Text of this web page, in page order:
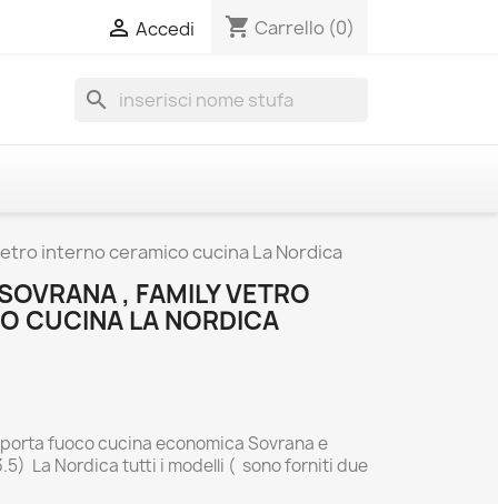
 Accedi shopping_cart Carrello (0)
search
interno ceramico cucina La Nordica
, FAMILY VETRO
CUCINA LA NORDICA
fuoco cucina economica Sovrana e
La Nordica tutti i modelli ( sono forniti due